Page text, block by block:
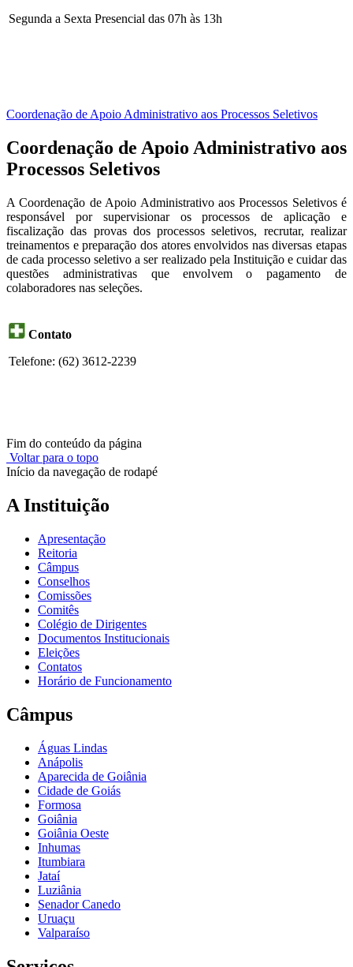
Segunda a Sexta Presencial das 07h às 13h
Coordenação de Apoio Administrativo aos Processos Seletivos
Coordenação de Apoio Administrativo aos
Processos Seletivos
A Coordenação de Apoio Administrativo aos Processos Seletivos é
responsável por supervisionar os processos de aplicação e
fiscalização das provas dos processos seletivos, recrutar, realizar
treinamentos e preparação dos atores envolvidos nas diversas etapas
de cada processo seletivo a ser realizado pela Instituição e cuidar das
questões administrativas que envolvem o pagamento de
colaboradores nas seleções.
Contato
Telefone: (62) 3612-2239
Fim do conteúdo da página
Voltar para o topo
Início da navegação de rodapé
A Instituição
Apresentação
Reitoria
Câmpus
Conselhos
Comissões
Comitês
Colégio de Dirigentes
Documentos Institucionais
Eleições
Contatos
Horário de Funcionamento
Câmpus
Águas Lindas
Anápolis
Aparecida de Goiânia
Cidade de Goiás
Formosa
Goiânia
Goiânia Oeste
Inhumas
Itumbiara
Jataí
Luziânia
Senador Canedo
Uruaçu
Valparaíso